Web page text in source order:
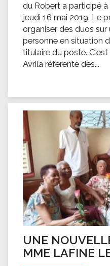
du Robert a participé
jeudi 16 mai 2019. Le
organiser des duos
personne en situation
titulaire du poste.
Avrila référente des...
UNE
MME LAFINE